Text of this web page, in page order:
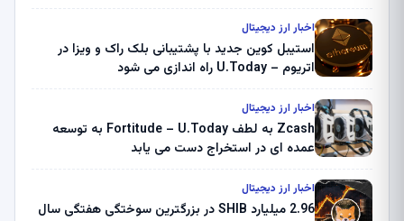
اخبار ارز دیجیتال
استیبل کوین جدید با پشتیبانی بلک راک و ویزا در
اتریوم – U.Today راه اندازی می شود
اخبار ارز دیجیتال
Zcash به لطف Fortitude – U.Today به توسعه
عمده ای در استخراج دست می یابد
اخبار ارز دیجیتال
2.96 میلیارد SHIB در بزرگترین سوختگی هفتگی سال